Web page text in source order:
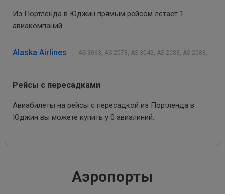
Из Портленда в Юджин прямым рейсом летает 1
авиакомпаний.
Alaska Airlines AS 3063, AS 2078, AS 3042, AS 2088, AS 2088,
Рейсы с пересадками
Авиабилеты на рейсы с пересадкой из Портленда в
Юджин вы можете купить у 0 авиалиний.
Аэропорты